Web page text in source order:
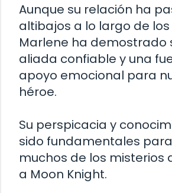
Aunque su relación ha
altibajos a lo largo de los
Marlene ha demostrado
aliada confiable y una
apoyo emocional para
héroe.
Su perspicacia y
sido fundamentales
muchos de los misterios
a Moon Knight.